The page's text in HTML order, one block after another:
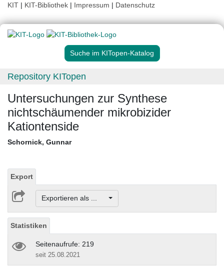
KIT | KIT-Bibliothek | Impressum | Datenschutz
Suche im KITopen-Katalog
Repository KITopen
Untersuchungen zur Synthese
nichtschäumender mikrobizider
Kationtenside
Schornick, Gunnar
Export
Exportieren als ...
Statistiken
Seitenaufrufe: 219
seit 25.08.2021